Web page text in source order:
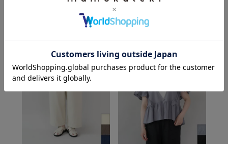
CHECKED ITEM
この商品を見た人は、こちらもチェックしています